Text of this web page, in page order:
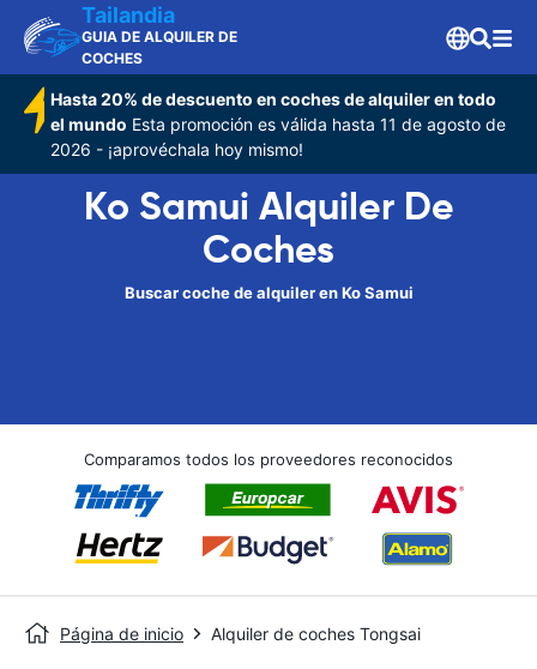
Tailandia
GUIA DE ALQUILER DE
COCHES
Hasta 20% de descuento en coches de alquiler en todo
el mundo Esta promoción es válida hasta 11 de agosto de
2026 - ¡aprovéchala hoy mismo!
Ko Samui Alquiler De
Coches
Buscar coche de alquiler en Ko Samui
Comparamos todos los proveedores reconocidos
Página de inicio Alquiler de coches Tongsai